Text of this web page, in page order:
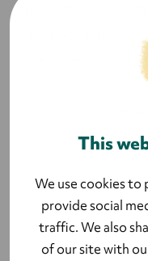
This
We use cookies to
provide social
traffic. We also
of our site with
varit och hur
med den övriga